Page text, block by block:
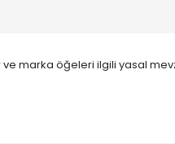
marka öğeleri ilgili yasal